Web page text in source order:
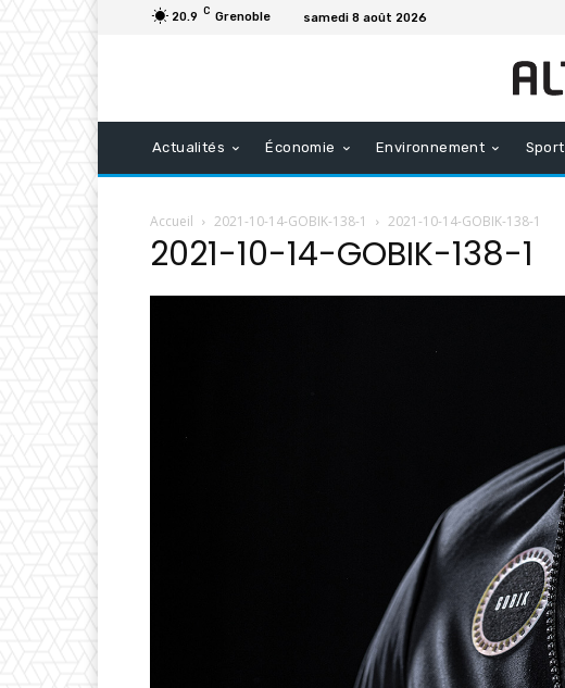
20.9 C Grenoble samedi 8 août 2026
Actualités Économie Environnement Sport
Accueil 2021-10-14-GOBIK-138-1 2021-10-14-GOBIK-138-1
2021-10-14-GOBIK-138-1